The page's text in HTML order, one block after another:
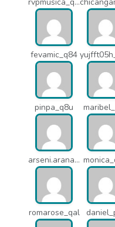
fevamic_q84
pinpa_q8u
arseni.arana_16484
romarose_qal